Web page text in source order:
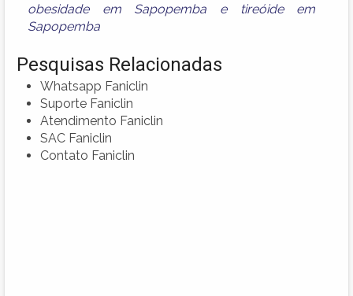
obesidade em Sapopemba e
tireóide em
Sapopemba
Pesquisas Relacionadas
Whatsapp Faniclin
Suporte Faniclin
Atendimento Faniclin
SAC Faniclin
Contato Faniclin